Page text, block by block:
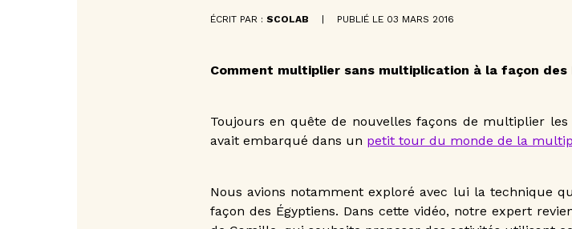
ÉCRIT PAR : SCOLAB PUBLIÉ LE 03 MARS 2016
Comment multiplier sans multiplication à la façon des
Toujours en quête de nouvelles façons de multiplier
avait embarqué dans un petit tour du monde de la
Nous avions notamment exploré avec lui la technique
façon des Égyptiens. Dans cette vidéo, notre expert